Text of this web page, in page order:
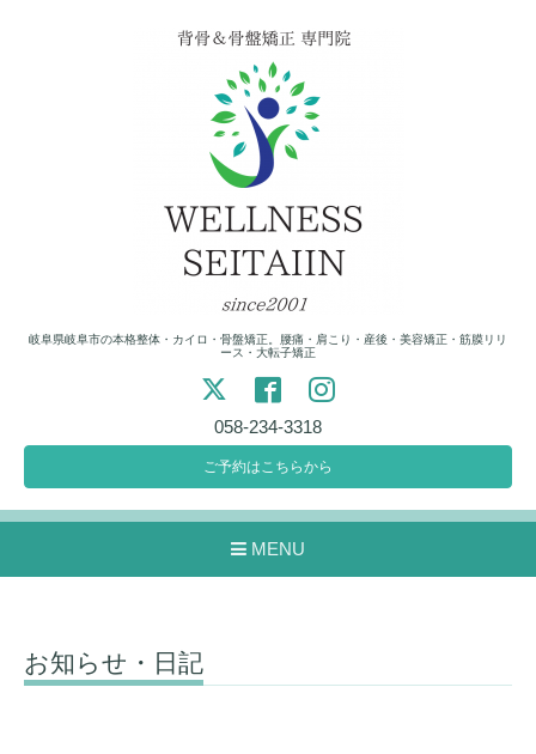
岐阜県岐阜市の本格整体・カイロ・骨盤矯正。腰痛・肩こり・産後・美容矯正・筋膜リリ
ース・大転子矯正
058-234-3318
ご予約はこちらから
MENU
お知らせ・日記